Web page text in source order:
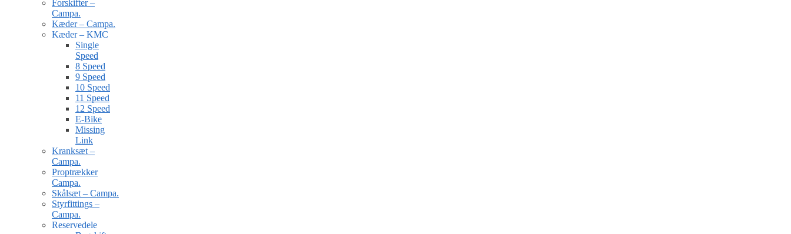
Forskifter –
Campa.
Kæder – Campa.
Kæder – KMC
Single
Speed
8 Speed
9 Speed
10 Speed
11 Speed
12 Speed
E-Bike
Missing
Link
Kranksæt –
Campa.
Proptrækker
Campa.
Skålsæt – Campa.
Styrfittings –
Campa.
Reservedele